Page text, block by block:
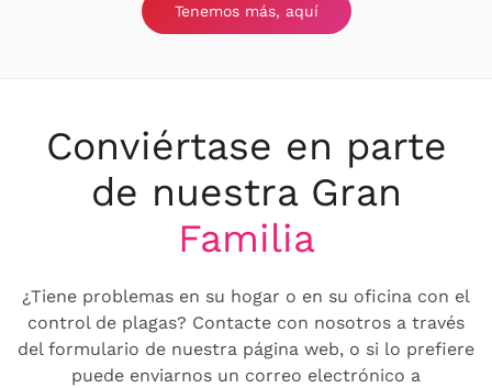
Tenemos más, aquí
Conviértase en parte
de nuestra Gran
Familia
¿Tiene problemas en su hogar o en su oficina con el
control de plagas? Contacte con nosotros a través
del formulario de nuestra página web, o si lo prefiere
puede enviarnos un correo electrónico a